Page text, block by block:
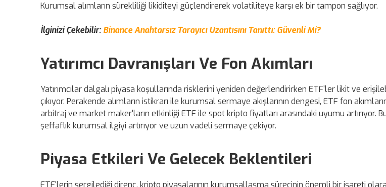
Kurumsal alımların sürekliliği likiditeyi güçlendirerek volatiliteye karşı ek bir tampon sağlıyor.
İlginizi Çekebilir:Binance Anahtarsız Tarayıcı Uzantısını Tanıttı: Güvenli Mi?
Yatırımcı Davranışları Ve Fon Akımları
Yatırımcılar dalgalı piyasa koşullarında risklerini yeniden değerlendirirken ETF'ler likit ve
çıkıyor. Perakende alımların istikrarı ile kurumsal sermaye akışlarının dengesi, ETF fon
arbitraj ve market maker'ların etkinliği ETF ile spot kripto fiyatları arasındaki uyumu artırıyor.
şeffaflık kurumsal ilgiyi artırıyor ve uzun vadeli sermaye çekiyor.
Piyasa Etkileri Ve Gelecek Beklentileri